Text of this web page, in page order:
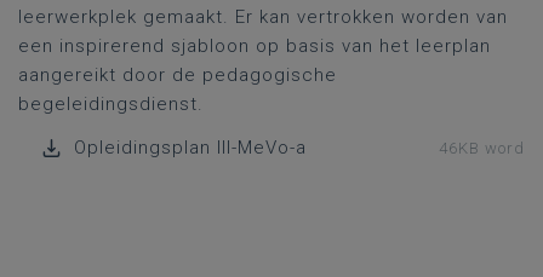
leerwerkplek gemaakt. Er kan vertrokken worden van
een inspirerend sjabloon op basis van het leerplan
aangereikt door de pedagogische
begeleidingsdienst.
Opleidingsplan III-MeVo-a
46KB word